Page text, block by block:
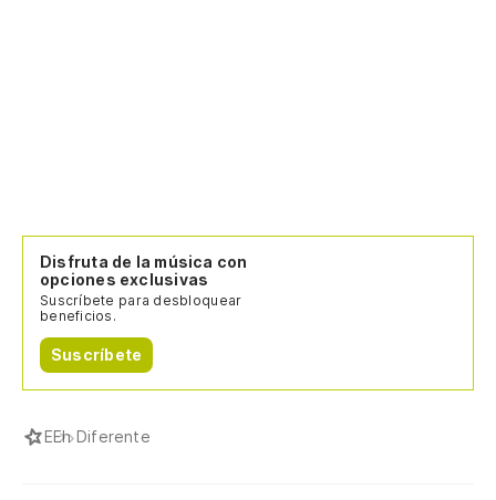
Disfruta de la música con
opciones exclusivas
Suscríbete para desbloquear
beneficios.
Suscríbete
EEh Diferente